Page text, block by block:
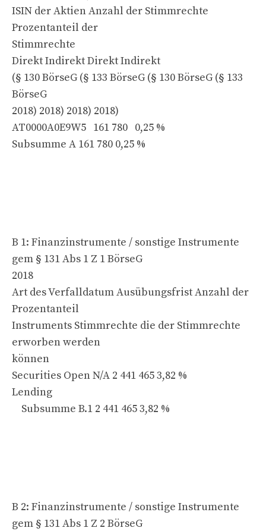
ISIN der Aktien Anzahl der Stimmrechte
Prozentanteil der
Stimmrechte
Direkt Indirekt Direkt Indirekt
(§ 130 BörseG (§ 133 BörseG (§ 130 BörseG (§ 133
BörseG
2018) 2018) 2018) 2018)
AT0000A0E9W5 161 780 0,25 %
Subsumme A 161 780 0,25 %
B 1: Finanzinstrumente / sonstige Instrumente
gem § 131 Abs 1 Z 1 BörseG
2018
Art des Verfalldatum Ausübungsfrist Anzahl der
Prozentanteil
Instruments Stimmrechte die der Stimmrechte
erworben werden
können
Securities Open N/A 2 441 465 3,82 %
Lending
Subsumme B.1 2 441 465 3,82 %
B 2: Finanzinstrumente / sonstige Instrumente
gem § 131 Abs 1 Z 2 BörseG